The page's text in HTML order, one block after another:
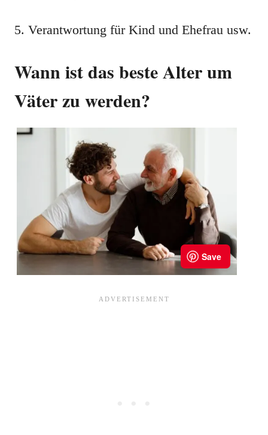
5. Verantwortung für Kind und Ehefrau usw.
Wann ist das beste Alter um
Väter zu werden?